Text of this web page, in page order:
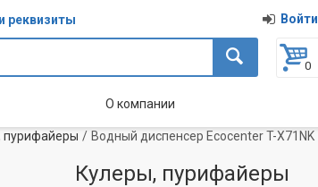
Войти
реквизиты
О компании
пурифайеры Водный диспенсер Ecocenter T-X71NK
Кулеры, пурифайеры